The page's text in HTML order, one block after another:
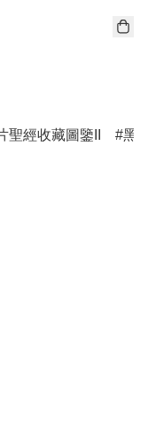
聖經收藏圖鑒II
黑